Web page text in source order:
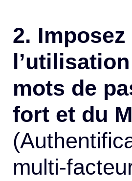
2. Imposez
mots de
fort et du
multi-